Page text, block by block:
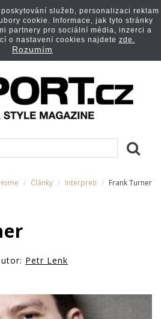
Články Interpreti Frank Turner
Petr Lenk
služeb, personalizaci reklam
cookie. Informace, jak tyto stránky
partnery pro sociální média, inzerci a
o nastavení cookies najdete zde.
Rozumím